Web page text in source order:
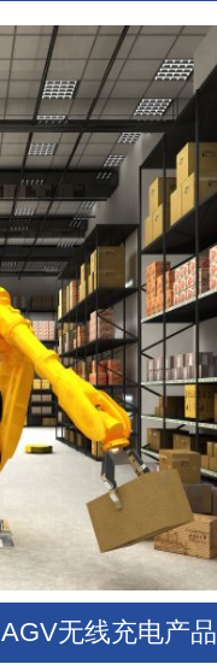
AGV无线充电产品